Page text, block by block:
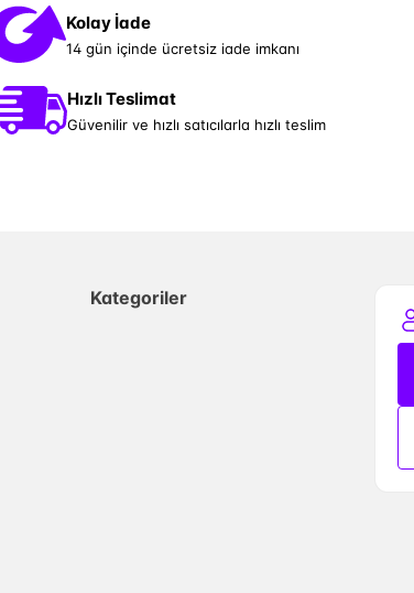
Kolay İade
14 gün içinde ücretsiz iade imkanı
Hızlı Teslimat
Güvenilir ve hızlı satıcılarla hızlı teslim
Kategoriler